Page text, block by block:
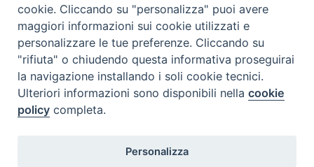
cookie. Cliccando su "personalizza" puoi avere
maggiori informazioni sui cookie utilizzati e
personalizzare le tue preferenze. Cliccando su
"rifiuta" o chiudendo questa informativa proseguirai
la navigazione installando i soli cookie tecnici.
Ulteriori informazioni sono disponibili nellacookie
policy completa.
Personalizza